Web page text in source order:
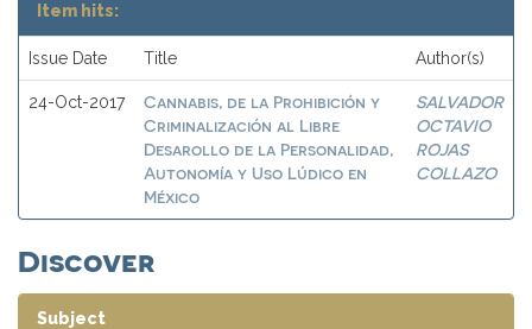
Item hits:
Issue Date Title Author(s)
24-Oct-2017
Cannabis, de la Prohibición y
Criminalización al Libre
Desarollo de la Personalidad,
Autonomía y Uso Lúdico en
México
SALVADOR
OCTAVIO
ROJAS
COLLAZO
Discover
Subject